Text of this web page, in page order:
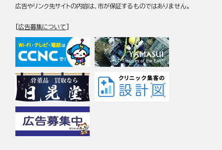
広告やリンク先サイトの内容は、市が保証するものではありません。
[広告募集について